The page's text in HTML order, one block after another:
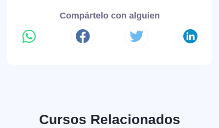
Compártelo con alguien
Cursos Relacionados